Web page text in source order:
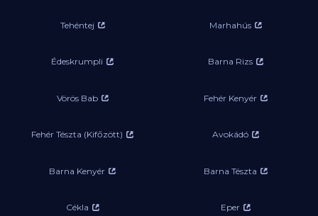
Tehéntej Marhahús
Édeskrumpli Barna Rizs
Vörös Bab Fehér Kenyér
Fehér Tészta (Kifőzött) Avokádó
Barna Kenyér Barna Tészta
Cékla Eper